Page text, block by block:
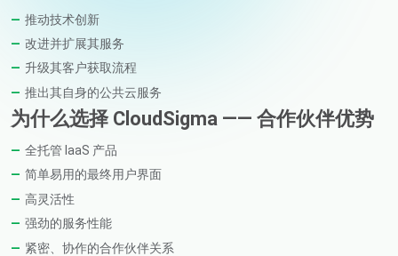
推动技术创新
改进并扩展其服务
升级其客户获取流程
推出其自身的公共云服务
为什么选择 CloudSigma —— 合作伙伴优势
全托管 IaaS 产品
简单易用的最终用户界面
高灵活性
强劲的服务性能
紧密、协作的合作伙伴关系